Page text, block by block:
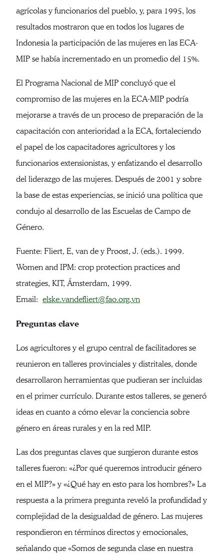
agrícolas y funcionarios del pueblo, y, para 1995, los
resultados mostraron que en todos los lugares de
Indonesia la participación de las mujeres en las ECA-
MIP se había incrementado en un promedio del 15%.
El Programa Nacional de MIP concluyó que el
compromiso de las mujeres en la ECA-MIP podría
mejorarse a través de un proceso de preparación de la
capacitación con anterioridad a la ECA, fortaleciendo
el papel de los capacitadores agricultores y los
funcionarios extensionistas, y enfatizando el desarrollo
del liderazgo de las mujeres. Después de 2001 y sobre
la base de estas experiencias, se inició una política que
condujo al desarrollo de las Escuelas de Campo de
Género.
Fuente: Fliert, E, van de y Proost, J. (eds.). 1999.
Women and IPM: crop protection practices and
strategies, KIT, Ámsterdam, 1999.
Email: elske.vandefliert@fao.org.vn
Preguntas clave
Los agricultores y el grupo central de facilitadores se
reunieron en talleres provinciales y distritales, donde
desarrollaron herramientas que pudieran ser incluidas
en el primer currículo. Durante estos talleres, se generó
ideas en cuanto a cómo elevar la conciencia sobre
género en áreas rurales y en la red MIP.
Las dos preguntas claves que surgieron durante estos
talleres fueron: «¿Por qué queremos introducir género
en el MIP?» y «¿Qué hay en esto para los hombres?» La
respuesta a la primera pregunta reveló la profundidad y
complejidad de la desigualdad de género. Las mujeres
respondieron en términos directos y emocionales,
señalando que «Somos de segunda clase en nuestra